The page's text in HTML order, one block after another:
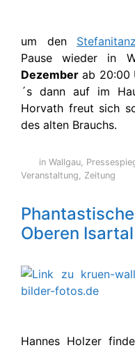
um den Stefanitanz
Pause wieder in
Dezember ab 20:00
´s dann auf im
Horvath freut sich
des alten Brauchs.
in Wallgau,
Veranstaltung, Zeitung
Oberen Isartal
Hannes Holzer